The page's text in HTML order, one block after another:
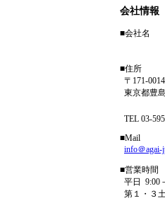
会社情報
■会社名
■住所
〒171-0014
東京都豊
TEL 03-
■Mail
info＠agai-
■営業時間
平日 9:00
第１・３